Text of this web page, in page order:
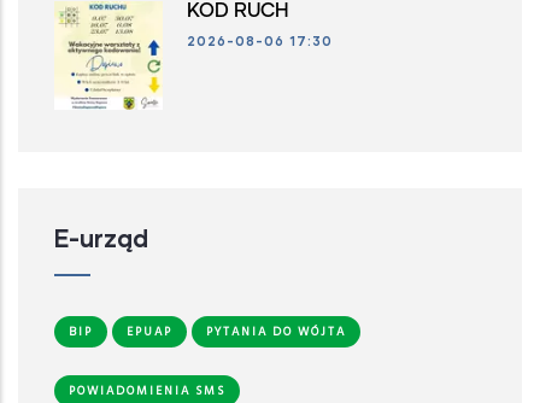
KOD RUCH
2026-08-06 17:30
E-urząd
BIP EPUAP PYTANIA DO WÓJTA
POWIADOMIENIA SMS